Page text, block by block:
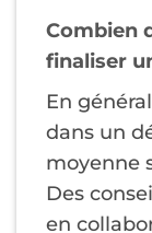
Combien
finaliser
En
dans un
moyenne
Des
en